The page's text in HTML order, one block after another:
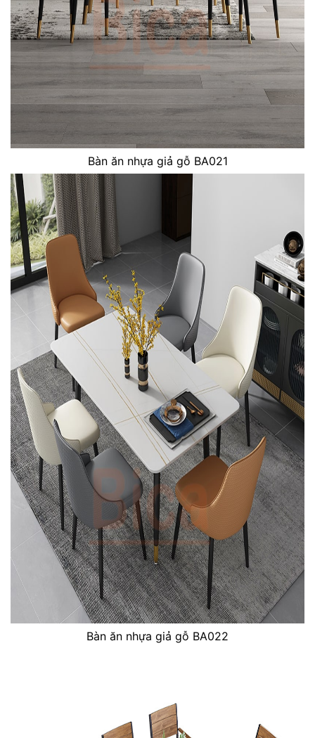
Bàn ăn nhựa giả gỗ BA021
Bàn ăn nhựa giả gỗ BA022